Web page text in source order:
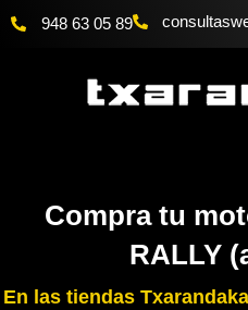
948 63 05 89
Compra tu
RALLY
En las tiendas